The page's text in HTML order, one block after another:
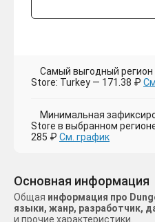
Самый выгодный регион
Store: Turkey — 171.38 ₽
Минимальная
Store в выбранном
285 ₽ См. график
Основная информация
Общая информация про
языки, жанр, разработчик,
и прочие характеристики.